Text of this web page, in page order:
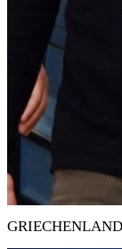
GRIECHENLAND